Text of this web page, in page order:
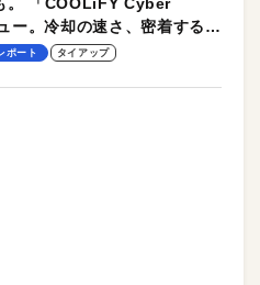
。 「COOLiFY Cyber
ー。冷却の速さ、密着する冷
ンプルな操作性がグッド！
ポート タイアップ